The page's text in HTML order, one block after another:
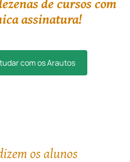
assinatura!
com os Arautos
os alunos